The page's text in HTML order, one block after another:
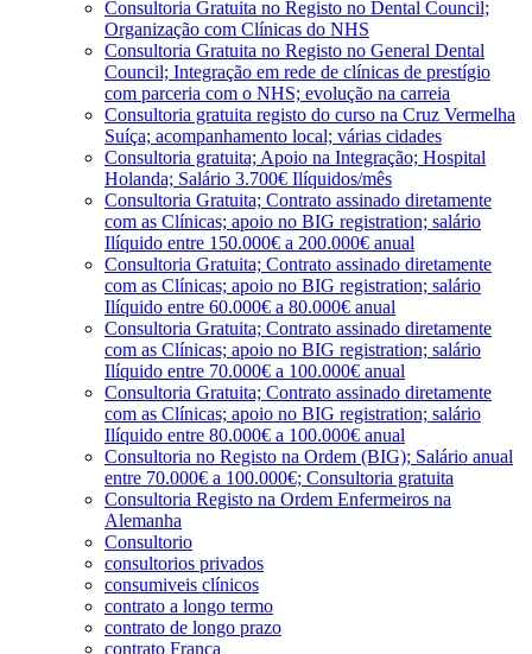
Consultoria Gratuita no Registo no Dental Council;
Organização com Clínicas do NHS
Consultoria Gratuita no Registo no General Dental
Council; Integração em rede de clínicas de prestígio
com parceria com o NHS; evolução na carreia
Consultoria gratuita registo do curso na Cruz Vermelha
Suíça; acompanhamento local; várias cidades
Consultoria gratuita; Apoio na Integração; Hospital
Holanda; Salário 3.700€ Ilíquidos/mês
Consultoria Gratuita; Contrato assinado diretamente
com as Clínicas; apoio no BIG registration; salário
Ilíquido entre 150.000€ a 200.000€ anual
Consultoria Gratuita; Contrato assinado diretamente
com as Clínicas; apoio no BIG registration; salário
Ilíquido entre 60.000€ a 80.000€ anual
Consultoria Gratuita; Contrato assinado diretamente
com as Clínicas; apoio no BIG registration; salário
Ilíquido entre 70.000€ a 100.000€ anual
Consultoria Gratuita; Contrato assinado diretamente
com as Clínicas; apoio no BIG registration; salário
Ilíquido entre 80.000€ a 100.000€ anual
Consultoria no Registo na Ordem (BIG); Salário anual
entre 70.000€ a 100.000€; Consultoria gratuita
Consultoria Registo na Ordem Enfermeiros na
Alemanha
Consultorio
consultorios privados
consumiveis clínicos
contrato a longo termo
contrato de longo prazo
contrato França